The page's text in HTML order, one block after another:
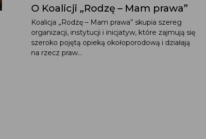
O Koalicji „Rodzę – Mam prawa”
Koalicja „Rodzę – Mam prawa” skupia szereg
organizacji, instytucji i inicjatyw, które zajmują się
szeroko pojętą opieką okołoporodową i działają
na rzecz praw...